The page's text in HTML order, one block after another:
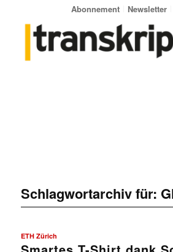
Abonnement Newsletter
Schlagwortarchiv für:
ETH Zürich